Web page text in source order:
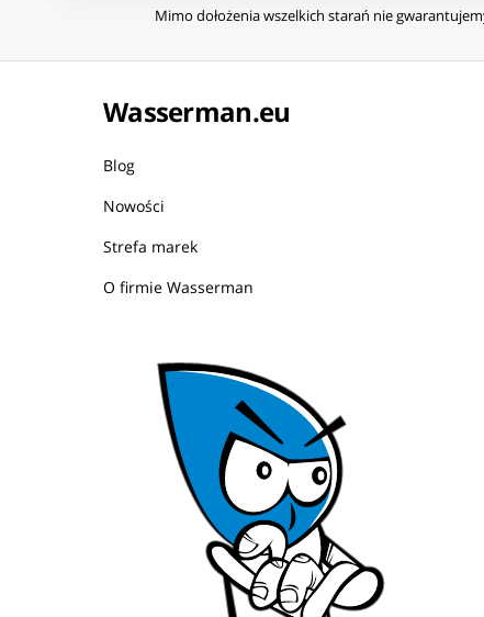
Mimo dołożenia wszelkich starań nie
Wasserman.eu
Blog
Nowości
Strefa marek
O firmie Wasserman